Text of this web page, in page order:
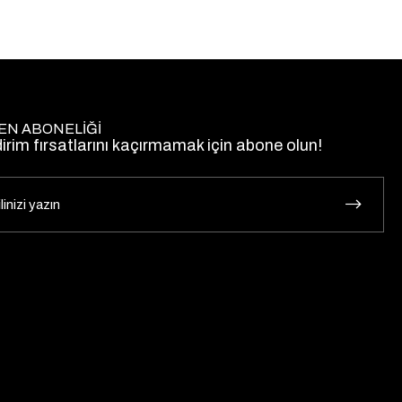
ABONELİĞİ
fırsatlarını kaçırmamak için abone olun!